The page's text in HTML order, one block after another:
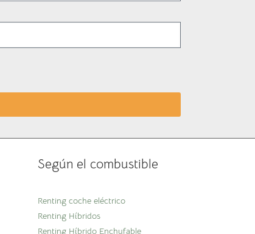
Según el combustible
Renting coche eléctrico
Renting Híbridos
Renting Híbrido Enchufable